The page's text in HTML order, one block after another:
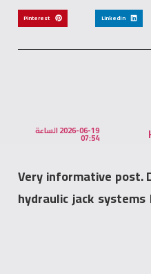
LinkedIn
Pinterest
2026-06-19 الساعة
07:54
Very informative
hydraulic jack